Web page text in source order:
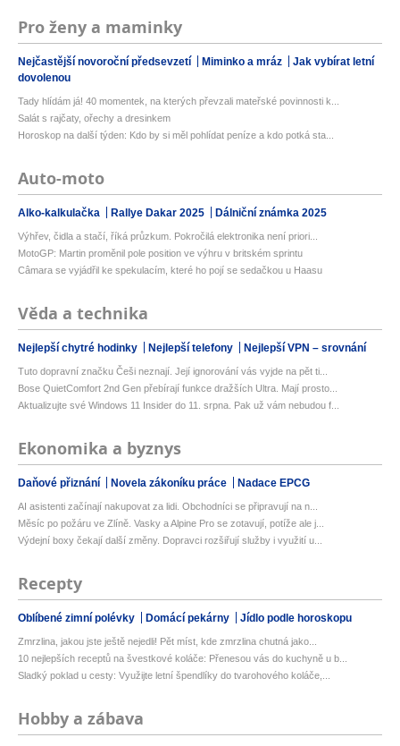
Pro ženy a maminky
Nejčastější novoroční předsevzetí Miminko a mráz
Jak vybírat letní
dovolenou
Tady hlídám já! 40 momentek, na kterých převzali mateřské povinnosti k...
Salát s rajčaty, ořechy a dresinkem
Horoskop na další týden: Kdo by si měl pohlídat peníze a kdo potká sta...
Auto-moto
Alko-kalkulačka Rallye Dakar 2025 Dálniční známka 2025
Výhřev, čidla a stačí, říká průzkum. Pokročilá elektronika není priori...
MotoGP: Martin proměnil pole position ve výhru v britském sprintu
Câmara se vyjádřil ke spekulacím, které ho pojí se sedačkou u Haasu
Věda a technika
Nejlepší chytré hodinky Nejlepší telefony Nejlepší VPN – srovnání
Tuto dopravní značku Češi neznají. Její ignorování vás vyjde na pět ti...
Bose QuietComfort 2nd Gen přebírají funkce dražších Ultra. Mají prosto...
Aktualizujte své Windows 11 Insider do 11. srpna. Pak už vám nebudou f...
Ekonomika a byznys
Daňové přiznání Novela zákoníku práce Nadace EPCG
AI asistenti začínají nakupovat za lidi. Obchodníci se připravují na n...
Měsíc po požáru ve Zlíně. Vasky a Alpine Pro se zotavují, potíže ale j...
Výdejní boxy čekají další změny. Dopravci rozšiřují služby i využití u...
Recepty
Oblíbené zimní polévky Domácí pekárny Jídlo podle horoskopu
Zmrzlina, jakou jste ještě nejedli! Pět míst, kde zmrzlina chutná jako...
10 nejlepších receptů na švestkové koláče: Přenesou vás do kuchyně u b...
Sladký poklad u cesty: Využijte letní špendlíky do tvarohového koláče,...
Hobby a zábava